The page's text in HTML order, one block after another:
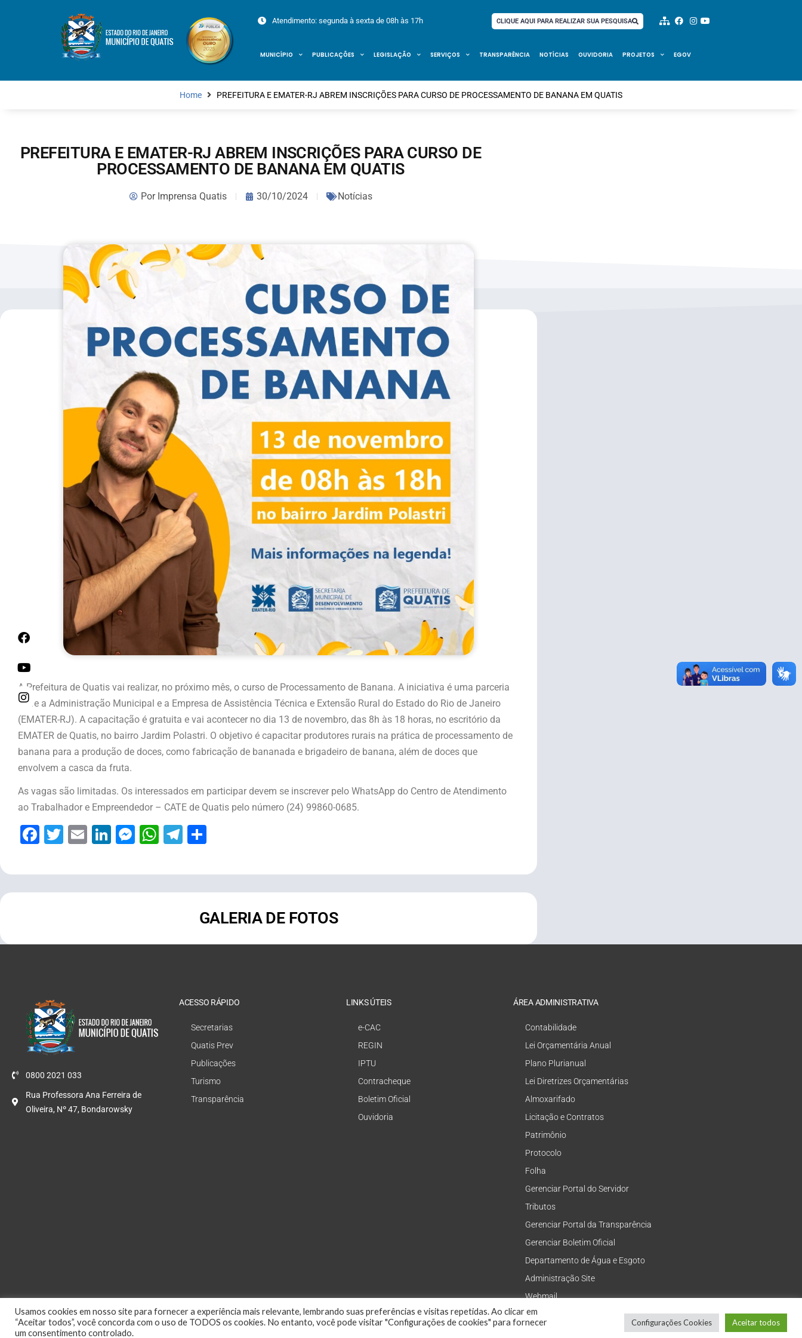
Atendimento: segunda à sexta de 08h às 17h CLIQUE AQUI PARA REALIZAR SUA PESQUISA
MUNICÍPIO PUBLICAÇÕES LEGISLAÇÃO SERVIÇOS TRANSPARÊNCIA NOTÍCIAS OUVIDORIA PROJETOS EGOV
Home PREFEITURA E EMATER-RJ ABREM INSCRIÇÕES PARA CURSO DE PROCESSAMENTO DE BANANA EM QUATIS
PREFEITURA E EMATER-RJ ABREM INSCRIÇÕES PARA CURSO DE
PROCESSAMENTO DE BANANA EM QUATIS
PorImprensa Quatis 30/10/2024 Notícias
A Prefeitura de Quatis vai realizar, no próximo mês, o curso de Processamento de Banana. A iniciativa é uma parceria
entre a Administração Municipal e a Empresa de Assistência Técnica e Extensão Rural do Estado do Rio de Janeiro
(EMATER-RJ). A capacitação é gratuita e vai acontecer no dia 13 de novembro, das 8h às 18 horas, no escritório da
EMATER de Quatis, no bairro Jardim Polastri. O objetivo é capacitar produtores rurais na prática de processamento de
banana para a produção de doces, como fabricação de bananada e brigadeiro de banana, além de doces que
envolvem a casca da fruta.
As vagas são limitadas. Os interessados em participar devem se inscrever pelo WhatsApp do Centro de Atendimento
ao Trabalhador e Empreendedor – CATE de Quatis pelo número (24) 99860-0685.
Facebook
Twitter
EmailLinkedIn
Messenger
WhatsApp
Telegram
GALERIA DE FOTOS
0800 2021 033
Rua Professora Ana Ferreira de
Oliveira, Nº 47, Bondarowsky
ACESSO RÁPIDO
Secretarias
Quatis Prev
Publicações
Turismo
Transparência
LINKS ÚTEIS
e-CAC
REGIN
IPTU
Contracheque
Boletim Oficial
Ouvidoria
ÁREA ADMINISTRATIVA
Contabilidade
Lei Orçamentária Anual
Plano Plurianual
Lei Diretrizes Orçamentárias
Almoxarifado
Licitação e Contratos
Patrimônio
Protocolo
Folha
Gerenciar Portal do Servidor
Tributos
Gerenciar Portal da Transparência
Gerenciar Boletim Oficial
Departamento de Água e Esgoto
Administração Site
Webmail
Usamos cookies em nosso site para fornecer a experiência mais relevante, lembrando suas preferências e visitas repetidas. Ao clicar em
“Aceitar todos”, você concorda com o uso de TODOS os cookies. No entanto, você pode visitar "Configurações de cookies" para fornecer
um consentimento controlado.
Configurações Cookies Aceitar todos